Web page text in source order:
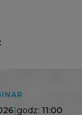
|godz: 11:00